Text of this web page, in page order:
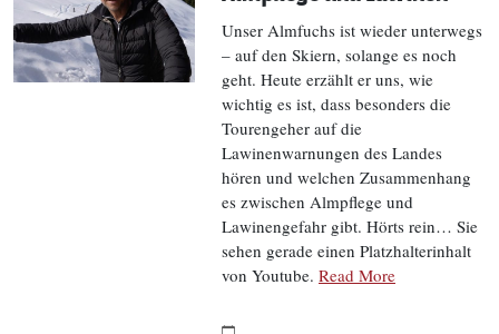
Unser Almfuchs ist wieder unterwegs
– auf den Skiern, solange es noch
geht. Heute erzählt er uns, wie
wichtig es ist, dass besonders die
Tourengeher auf die
Lawinenwarnungen des Landes
hören und welchen Zusammenhang
es zwischen Almpflege und
Lawinengefahr gibt. Hörts rein… Sie
sehen gerade einen Platzhalterinhalt
von Youtube. Read More